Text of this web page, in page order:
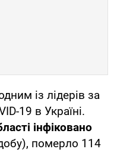
із лідерів за
19 в Україні.
інфіковано
померло 114